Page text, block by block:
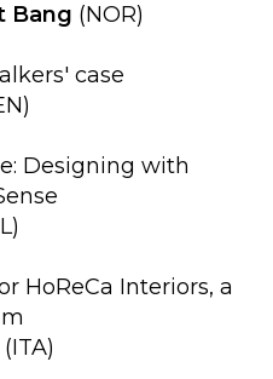
Bang (NOR)
case
Designing with
HoReCa Interiors, a
(ITA)